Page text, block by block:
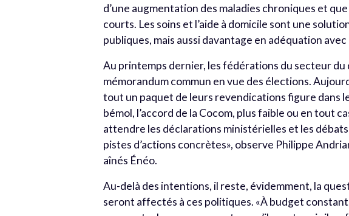
d’une augmentation des maladies chroniques et
courts. Les soins et l’aide à domicile sont une
publiques, mais aussi davantage en adéquation
Au printemps dernier, les fédérations du secteur
mémorandum com­mun en vue des élections.
tout un paquet de leurs revendications figure dans
bémol, l’accord de la Cocom, plus faible ou en tout
attendre les déclarations ministérielles et les
pistes d’actions concrètes», observe Philippe
aînés Énéo.
Au-delà des intentions, il reste, évi­demment, la
seront affec­tés à ces politiques. «À budget